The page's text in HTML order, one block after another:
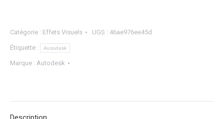
Catégorie : Effets Visuels UGS : 46ae976ee45d
Étiquette : Autodesk
Marque : Autodesk